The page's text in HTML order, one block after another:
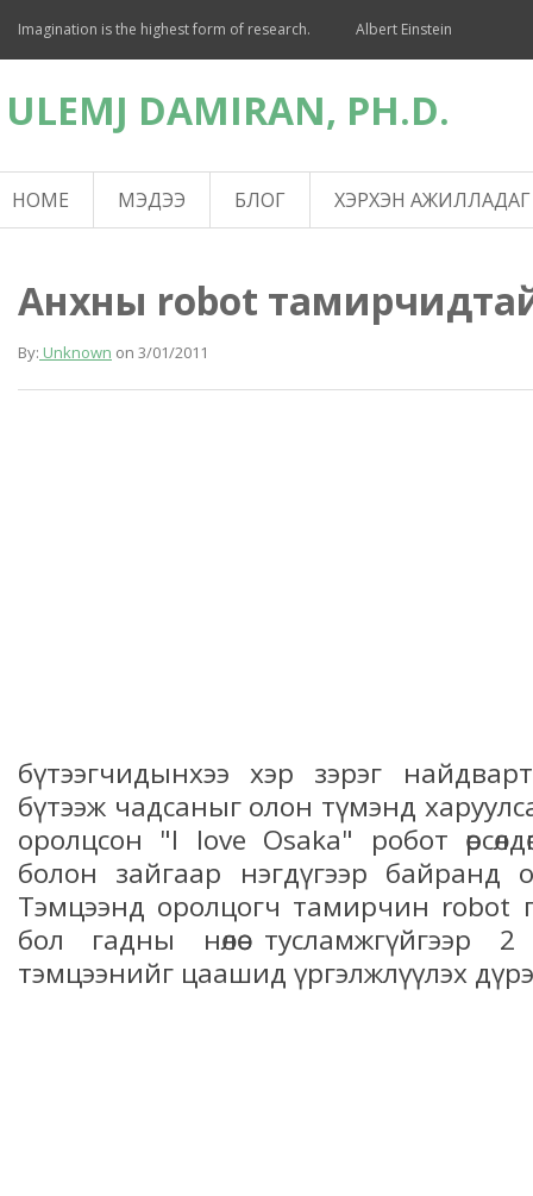
Imagination is the highest form of research. Albert Einstein
ULEMJ DAMIRAN, PH.D.
HOME МЭДЭЭ БЛОГ ХЭРХЭН АЖИЛЛАДАГ
Анхны robot
By: Unknown on 3/01/2011
бүтээгчидынхээ хэр зэрэг
бүтээж чадсаныг олон түмэнд
оролцсон "I love Osaka" робот
болон зайгаар нэгдүгээр байранд
Тэмцээнд оролцогч тамирчин robot
бол гадны нөлөө тусламжгүйгээр
тэмцээнийг цаашид үргэлжлүүлэх